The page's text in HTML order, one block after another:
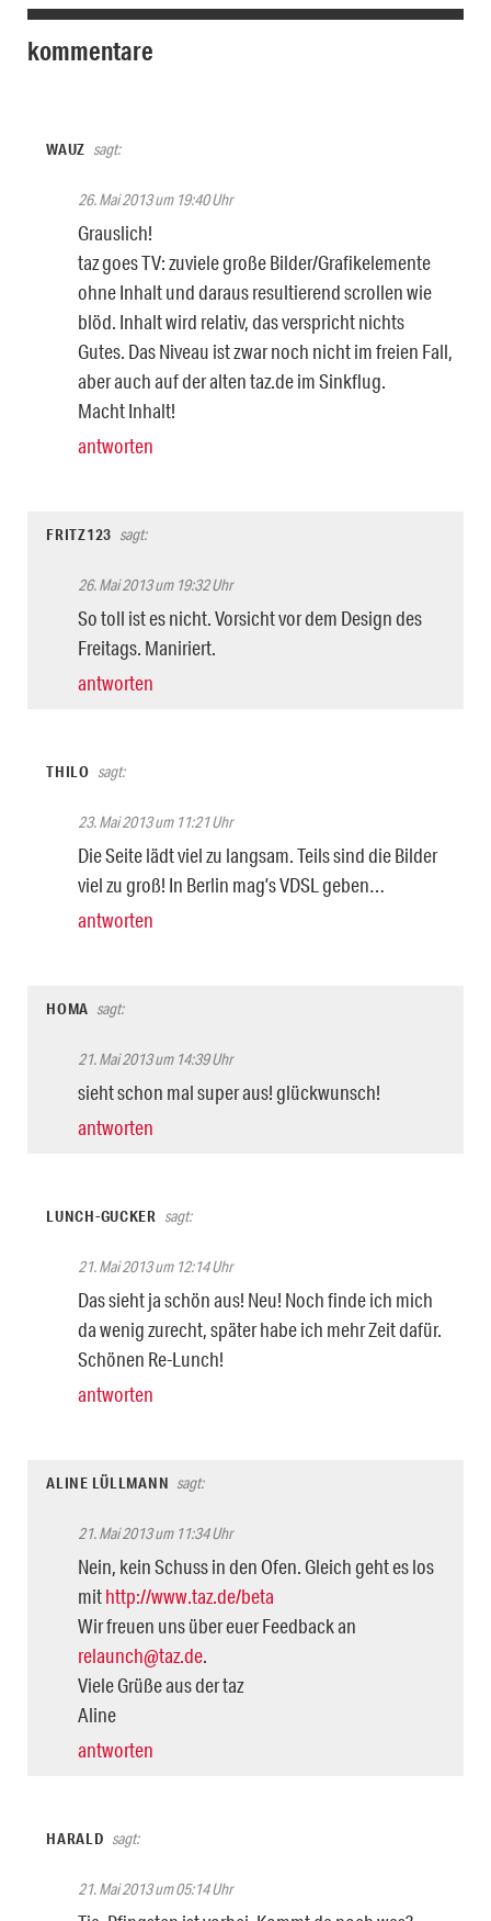
kommentare
WAUZ sagt:
26. Mai 2013 um 19:40 Uhr
Grauslich!
taz goes TV: zuviele große Bilder/Grafikelemente
ohne Inhalt und daraus resultierend scrollen wie
blöd. Inhalt wird relativ, das verspricht nichts
Gutes. Das Niveau ist zwar noch nicht im freien Fall,
aber auch auf der alten taz.de im Sinkflug.
Macht Inhalt!
antworten
FRITZ123 sagt:
26. Mai 2013 um 19:32 Uhr
So toll ist es nicht. Vorsicht vor dem Design des
Freitags. Maniriert.
antworten
THILO sagt:
23. Mai 2013 um 11:21 Uhr
Die Seite lädt viel zu langsam. Teils sind die Bilder
viel zu groß! In Berlin mag’s VDSL geben…
antworten
HOMA sagt:
21. Mai 2013 um 14:39 Uhr
sieht schon mal super aus! glückwunsch!
antworten
LUNCH-GUCKER sagt:
21. Mai 2013 um 12:14 Uhr
Das sieht ja schön aus! Neu! Noch finde ich mich
da wenig zurecht, später habe ich mehr Zeit dafür.
Schönen Re-Lunch!
antworten
ALINE LÜLLMANN sagt:
21. Mai 2013 um 11:34 Uhr
Nein, kein Schuss in den Ofen. Gleich geht es los
mithttp://www.taz.de/beta
Wir freuen uns über euer Feedback an
relaunch@taz.de.
Viele Grüße aus der taz
Aline
antworten
HARALD sagt:
21. Mai 2013 um 05:14 Uhr